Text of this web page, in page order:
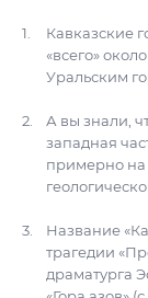
Кавказские
«всего»
Уральским
А вы знали,
западная
примерно на
Название
трагедии
драматурга